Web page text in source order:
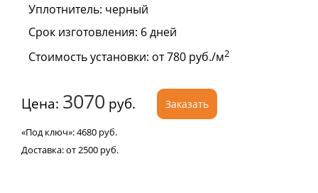
Уплотнитель: черный
Срок изготовления: 6 дней
Стоимость установки: от 780 руб./м2
Цена: 3070 руб.
«Под ключ»:4680 руб.
Доставка:от 2500 руб.
Заказать